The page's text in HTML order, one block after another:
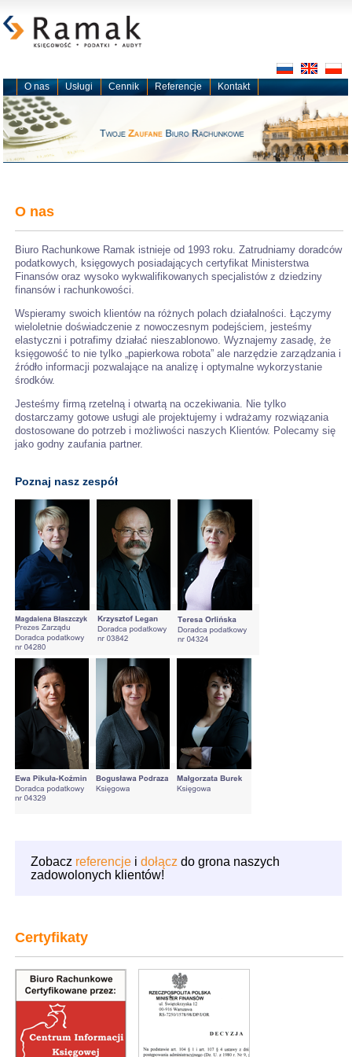
O nas Usługi Cennik Referencje Kontakt
O nas
Biuro Rachunkowe Ramak istnieje od 1993 roku. Zatrudniamy doradców
podatkowych, księgowych posiadających certyfikat Ministerstwa
Finansów oraz wysoko wykwalifikowanych specjalistów z dziedziny
finansów i rachunkowości.
Wspieramy swoich klientów na różnych polach działalności. Łączymy
wieloletnie doświadczenie z nowoczesnym podejściem, jesteśmy
elastyczni i potrafimy działać nieszablonowo. Wyznajemy zasadę, że
księgowość to nie tylko „papierkowa robota” ale narzędzie zarządzania i
źródło informacji pozwalające na analizę i optymalne wykorzystanie
środków.
Jesteśmy firmą rzetelną i otwartą na oczekiwania. Nie tylko
dostarczamy gotowe usługi ale projektujemy i wdrażamy rozwiązania
dostosowane do potrzeb i możliwości naszych Klientów. Polecamy się
jako godny zaufania partner.
Poznaj nasz zespół
Zobacz referencje idołącz do grona naszych
zadowolonych klientów!
Certyfikaty